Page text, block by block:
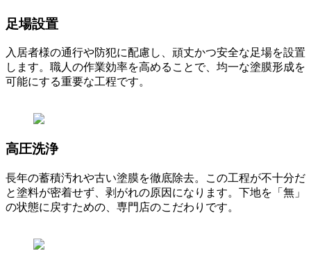
足場設置
入居者様の通行や防犯に配慮し、頑丈かつ安全な足場を設置
します。職人の作業効率を高めることで、均一な塗膜形成を
可能にする重要な工程です。
高圧洗浄
長年の蓄積汚れや古い塗膜を徹底除去。この工程が不十分だ
と塗料が密着せず、剥がれの原因になります。下地を「無」
の状態に戻すための、専門店のこだわりです。